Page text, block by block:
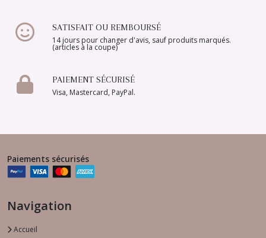
SATISFAIT OU REMBOURSÉ
14 jours pour changer d'avis, sauf produits marqués.
(articles à la coupe)
PAIEMENT SÉCURISÉ
Visa, Mastercard, PayPal.
Paiements sécurisés
Navigation
Accueil